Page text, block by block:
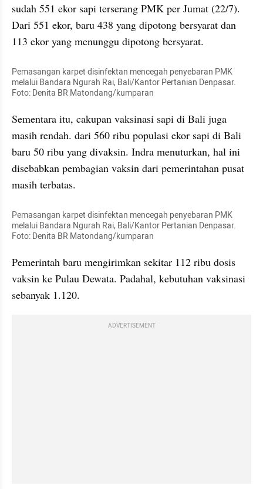
sudah 551 ekor sapi terserang PMK per Jumat (22/7).
Dari 551 ekor, baru 438 yang dipotong bersyarat dan
113 ekor yang menunggu dipotong bersyarat.
Pemasangan karpet disinfektan mencegah penyebaran PMK
melalui Bandara Ngurah Rai, Bali/Kantor Pertanian Denpasar.
Foto: Denita BR Matondang/kumparan
Sementara itu, cakupan vaksinasi sapi di Bali juga
masih rendah. dari 560 ribu populasi ekor sapi di Bali
baru 50 ribu yang divaksin. Indra menuturkan, hal ini
disebabkan pembagian vaksin dari pemerintahan pusat
masih terbatas.
Pemasangan karpet disinfektan mencegah penyebaran PMK
melalui Bandara Ngurah Rai, Bali/Kantor Pertanian Denpasar.
Foto: Denita BR Matondang/kumparan
Pemerintah baru mengirimkan sekitar 112 ribu dosis
vaksin ke Pulau Dewata. Padahal, kebutuhan vaksinasi
sebanyak 1.120.
ADVERTISEMENT